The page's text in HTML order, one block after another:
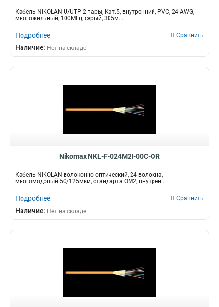
Кабель NIKOLAN U/UTP 2 пары, Кат.5, внутренний, PVC, 24 AWG,
многожильный, 100МГц, серый, 305м...
Подробнее Сравнить
Наличие: Нет на складе
Nikomax NKL-F-024M2I-00C-OR
Кабель NIKOLAN волоконно-оптический, 24 волокна,
многомодовый 50/125мкм, стандарта ОМ2, внутрен...
Подробнее Сравнить
Наличие: Нет на складе